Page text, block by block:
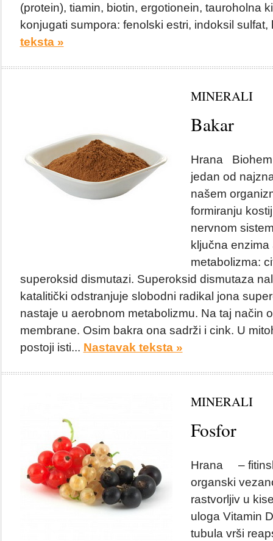
(protein), tiamin, biotin, ergotionein, tauroholna
konjugati sumpora: fenolski estri, indoksil
teksta »
MINERALI
Bakar
Hrana
jedan od
našem
formiranju
nervnom
ključna
metabolizma:
superoksid dismutazi. Superoksid dismutaza
katalitički odstranjuje slobodni radikal jona
nastaje u aerobnom metabolizmu. Na taj način
membrane. Osim bakra ona sadrži i cink. U
postoji isti... Nastavak teksta »
MINERALI
Fosfor
Hrana –
organski
rastvorljiv u
uloga Vitamin
tubula vrši